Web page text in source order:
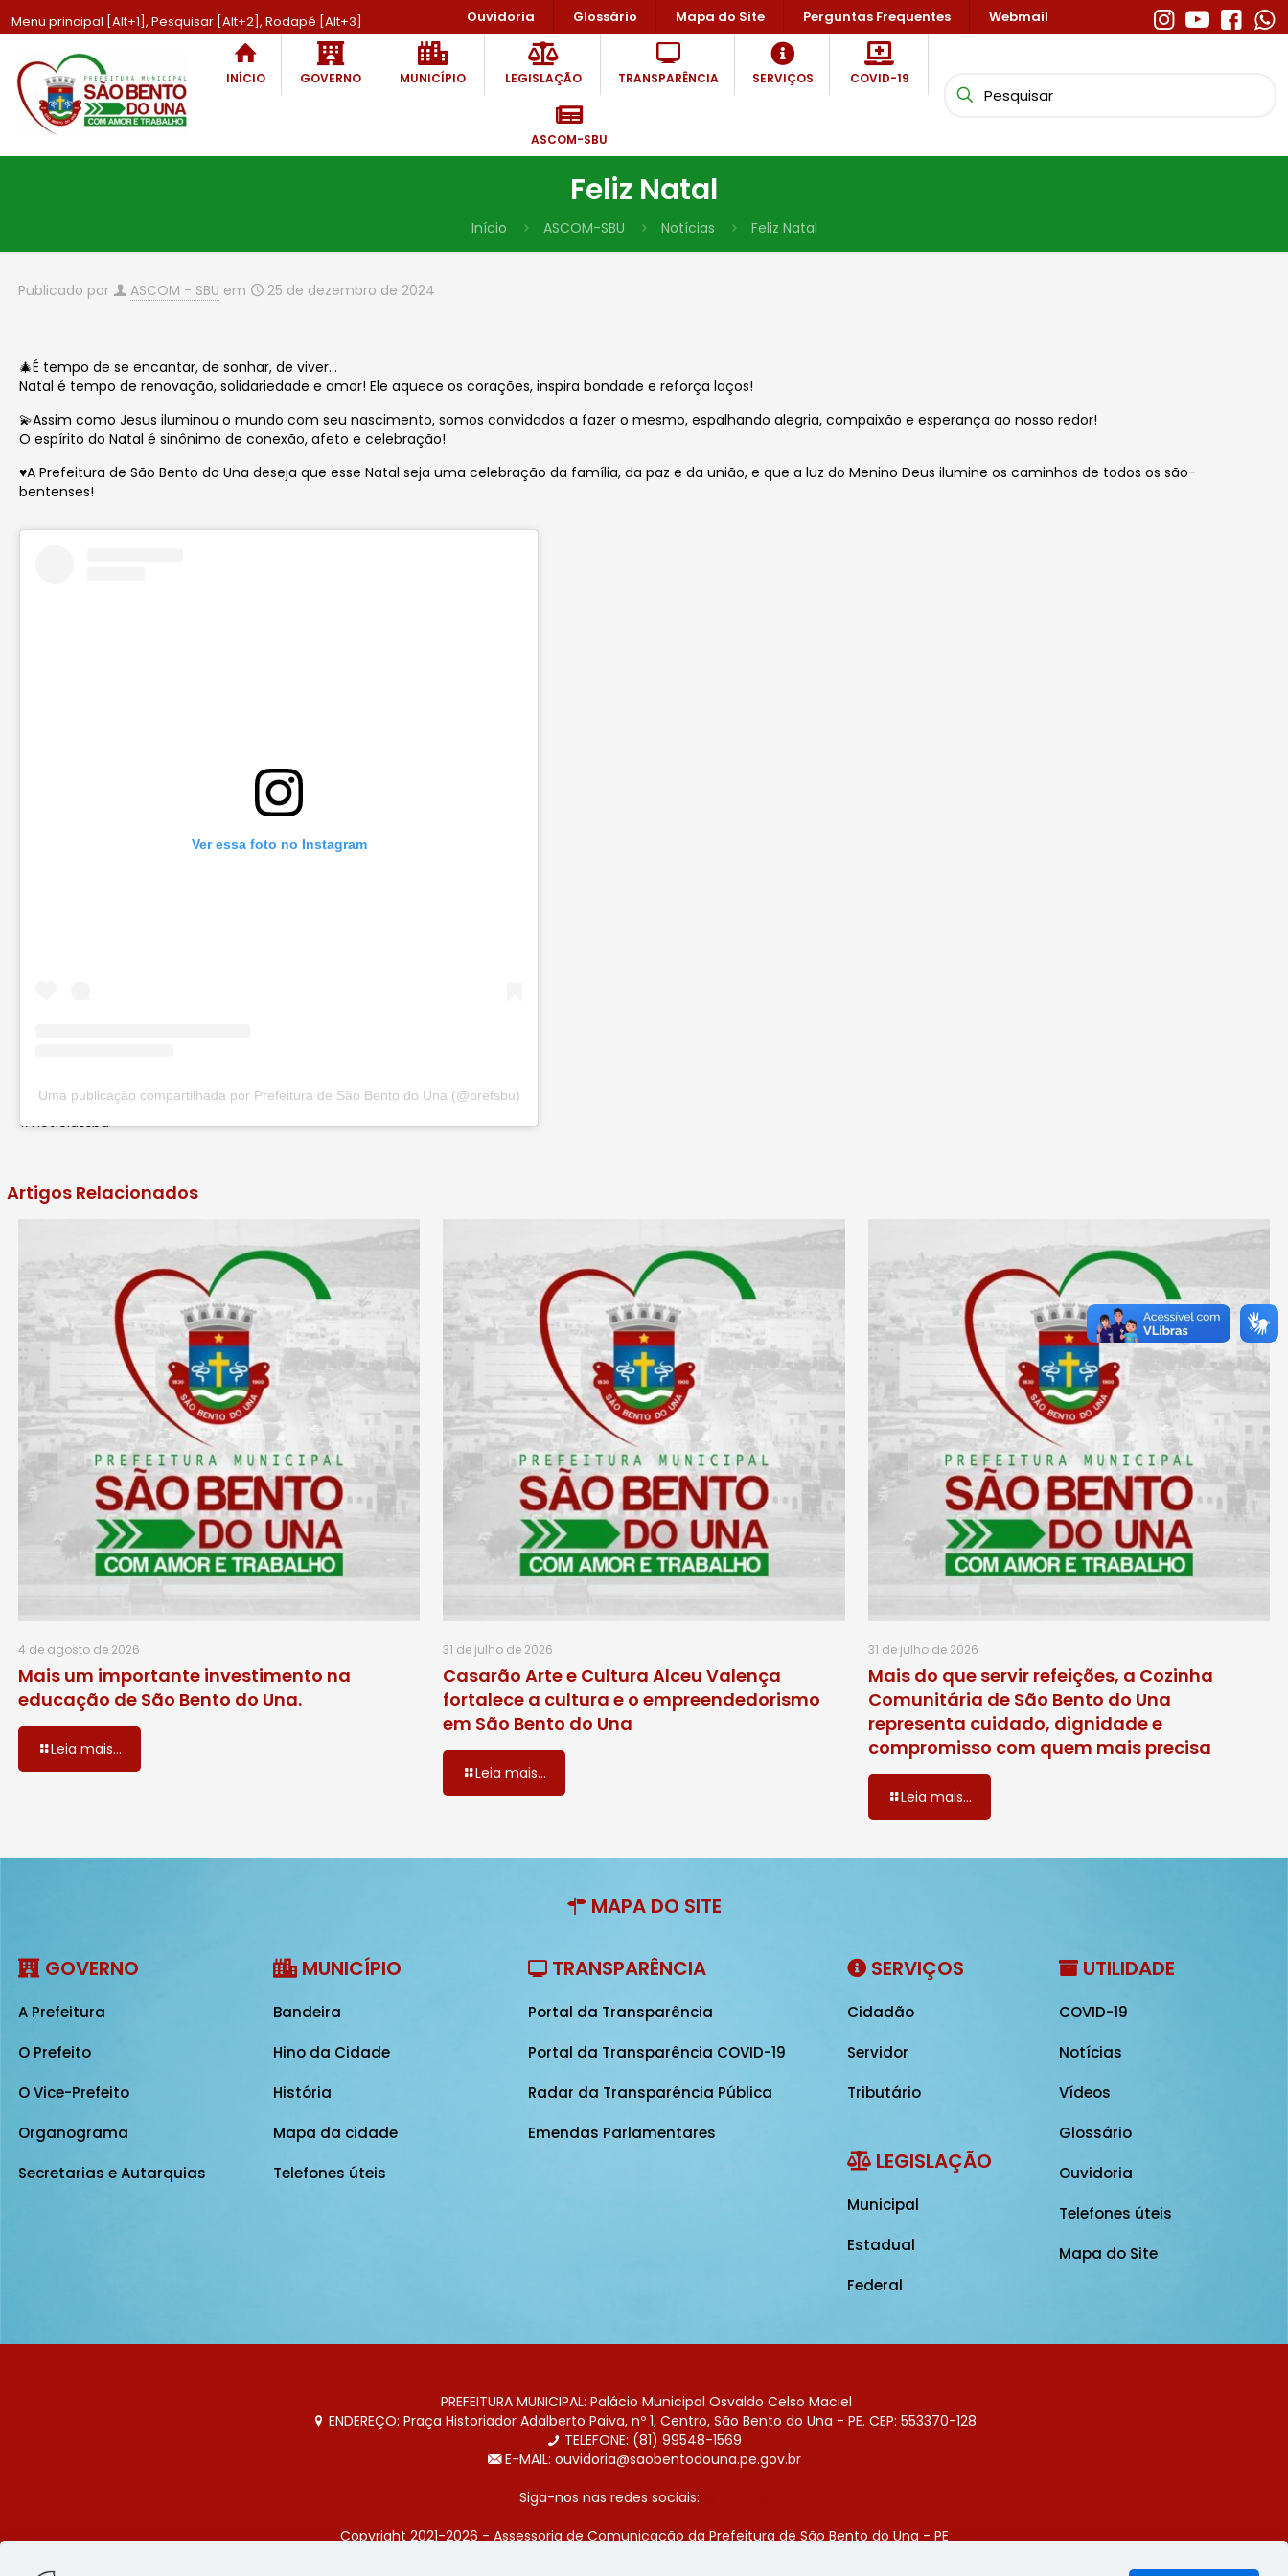
Menu principal [Alt+1], Pesquisar [Alt+2], Rodapé [Alt+3] Ouvidoria Glossário Mapa do Site Perguntas Frequentes Webmail
INÍCIO GOVERNO MUNICÍPIO LEGISLAÇÃO TRANSPARÊNCIA SERVIÇOS COVID-19
ASCOM-SBU
Feliz Natal
Início ASCOM-SBU Notícias Feliz Natal
Publicado por ASCOM - SBU em 25 de dezembro de 2024
🎄É tempo de se encantar, de sonhar, de viver…
Natal é tempo de renovação, solidariedade e amor! Ele aquece os corações, inspira bondade e reforça laços!
💫Assim como Jesus iluminou o mundo com seu nascimento, somos convidados a fazer o mesmo, espalhando alegria, compaixão e esperança ao nosso redor!
O espírito do Natal é sinônimo de conexão, afeto e celebração!
♥️A Prefeitura de São Bento do Una deseja que esse Natal seja uma celebração da família, da paz e da união, e que a luz do Menino Deus ilumine os caminhos de todos os são-
bentenses!
Ver essa foto no Instagram
Uma publicação compartilhada por Prefeitura de São Bento do Una (@prefsbu)
#notíciassbu
Artigos Relacionados
4 de agosto de 2026
Mais um importante investimento na
educação de São Bento do Una.
Leia mais...
31 de julho de 2026
Casarão Arte e Cultura Alceu Valença
fortalece a cultura e o empreendedorismo
em São Bento do Una
Leia mais...
31 de julho de 2026
Mais do que servir refeições, a Cozinha
Comunitária de São Bento do Una
representa cuidado, dignidade e
compromisso com quem mais precisa
Leia mais...
MAPA DO SITE
GOVERNO
A Prefeitura
O Prefeito
O Vice-Prefeito
Organograma
Secretarias e Autarquias
MUNICÍPIO
Bandeira
Hino da Cidade
História
Mapa da cidade
Telefones úteis
TRANSPARÊNCIA
Portal da Transparência
Portal da Transparência COVID-19
Radar da Transparência Pública
Emendas Parlamentares
SERVIÇOS
Cidadão
Servidor
Tributário
LEGISLAÇÃO
Municipal
Estadual
Federal
UTILIDADE
COVID-19
Notícias
Vídeos
Glossário
Ouvidoria
Telefones úteis
Mapa do Site
PREFEITURA MUNICIPAL: Palácio Municipal Osvaldo Celso Maciel
ENDEREÇO: Praça Historiador Adalberto Paiva, nº 1, Centro, São Bento do Una - PE. CEP: 553370-128
TELEFONE: (81) 99548-1569
E-MAIL: ouvidoria@saobentodouna.pe.gov.br
Siga-nos nas redes sociais:
Copyright 2021-2026 - Assessoria de Comunicação da Prefeitura de São Bento do Una - PE